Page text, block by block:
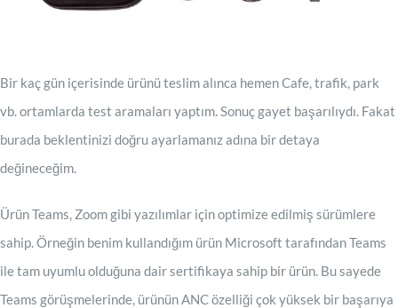
Bir kaç gün içerisinde ürünü teslim alınca hemen Cafe, trafik, park
vb. ortamlarda test aramaları yaptım. Sonuç gayet başarılıydı. Fakat
burada beklentinizi doğru ayarlamanız adına bir detaya
değineceğim.
Ürün Teams, Zoom gibi yazılımlar için optimize edilmiş sürümlere
sahip. Örneğin benim kullandığım ürün Microsoft tarafından Teams
ile tam uyumlu olduğuna dair sertifikaya sahip bir ürün. Bu sayede
Teams görüşmelerinde, ürünün ANC özelliği çok yüksek bir başarıya